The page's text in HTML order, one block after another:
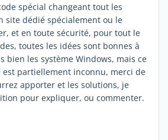
spécial changeant tout les
site dédié spécialement ou le
et en toute sécurité, pour tout le
toutes les idées sont bonnes à
bien les système Windows, mais ce
est partiellement inconnu, merci de
apporter et les solutions, je
pour expliquer, ou commenter.